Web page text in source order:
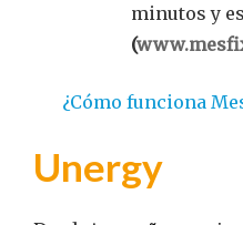
minutos y
(
¿Cómo funciona
Unergy